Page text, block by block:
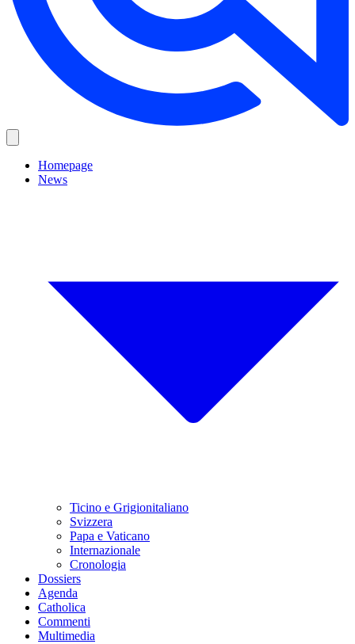
Homepage
News
Ticino e Grigionitaliano
Svizzera
Papa e Vaticano
Internazionale
Cronologia
Dossiers
Agenda
Catholica
Commenti
Multimedia